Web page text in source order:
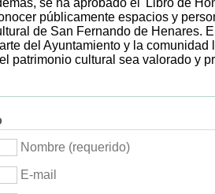
públicamente espacios y
de San Fernando de Henares.
del Ayuntamiento y la comunidad
patrimonio cultural sea valorado y
Nombre (requerido)
E-mail